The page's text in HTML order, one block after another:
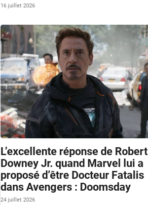
16 juillet 2026
L’excellente réponse de Robert
Downey Jr. quand Marvel lui a
proposé d’être Docteur Fatalis
dans Avengers : Doomsday
24 juillet 2026